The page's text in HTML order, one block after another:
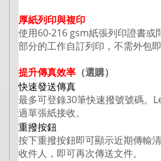
厚紙列印與複印
使用60-216 gsm紙張列印證書或
部分的工作自訂列印，不需外包即
提升傳真效率 （選購）
快速發送傳真
最多可登錄30筆快速撥號號碼。
過單張紙接收。
重撥按鈕
按下重撥按鈕即可顯示近期傳輸
收件人，即可再次傳送文件。